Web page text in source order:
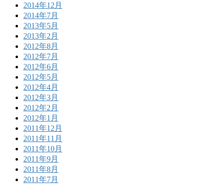
2014年12月
2014年7月
2013年5月
2013年2月
2012年8月
2012年7月
2012年6月
2012年5月
2012年4月
2012年3月
2012年2月
2012年1月
2011年12月
2011年11月
2011年10月
2011年9月
2011年8月
2011年7月